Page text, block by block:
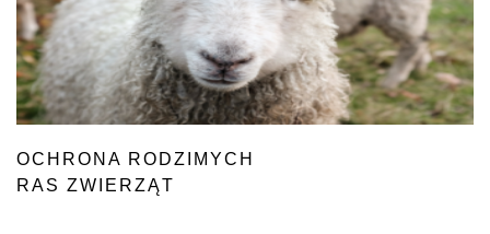
OCHRONA RODZIMYCH
RAS ZWIERZĄT